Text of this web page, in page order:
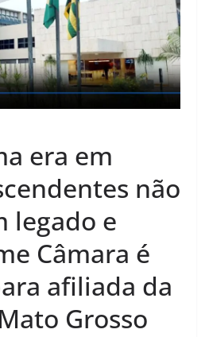
era em
não
legado e
Câmara é
afiliada da
Grosso